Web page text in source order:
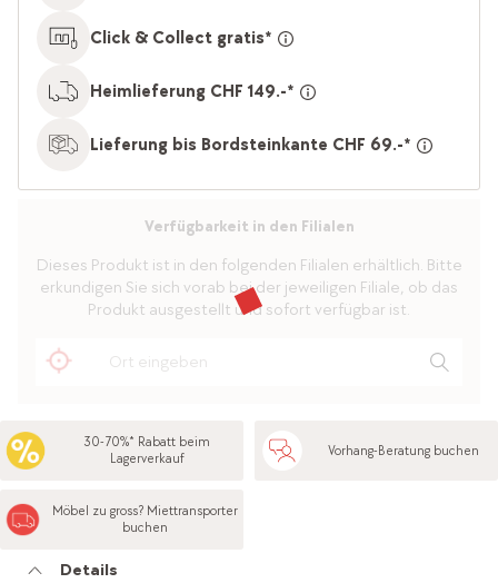
Click & Collect gratis*
Heimlieferung CHF 149.-*
Lieferung bis Bordsteinkante CHF 69.-*
Verfügbarkeit in den Filialen
Dieses Produkt ist in den folgenden Filialen erhältlich. Bitte
erkundigen Sie sich vorab bei der jeweiligen Filiale, ob das
Produkt ausgestellt und sofort verfügbar ist.
30-70%* Rabatt beim
Lagerverkauf
Vorhang-Beratung buchen
Möbel zu gross? Miettransporter
buchen
Details